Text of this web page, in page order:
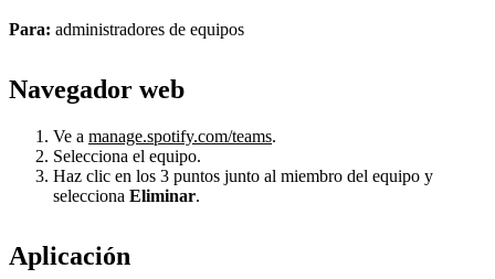
Para: administradores de equipos
Navegador web
Ve a manage.spotify.com/teams.
Selecciona el equipo.
Haz clic en los 3 puntos junto al miembro del equipo y
selecciona Eliminar.
Aplicación